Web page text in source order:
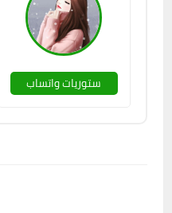
ستوريات واتساب